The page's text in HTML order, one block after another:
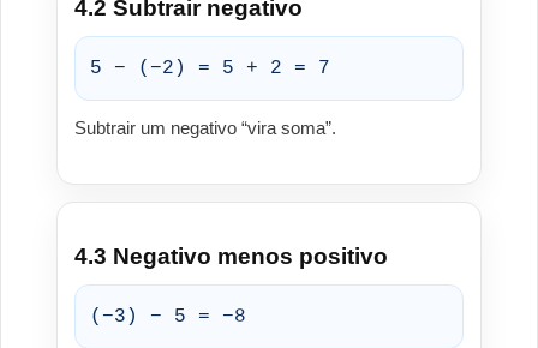
4.2 Subtrair negativo
5 − (−2) = 5 + 2 = 7
Subtrair um negativo “vira soma”.
4.3 Negativo menos positivo
(−3) − 5 = −8